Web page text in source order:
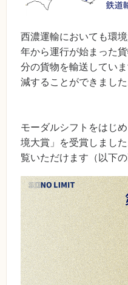
西濃運輸においても環
年から運行が始まった
分の貨物を輸送してい
減することができました
モーダルシフトをはじ
境大賞」を受賞しまし
覧いただけます（以下